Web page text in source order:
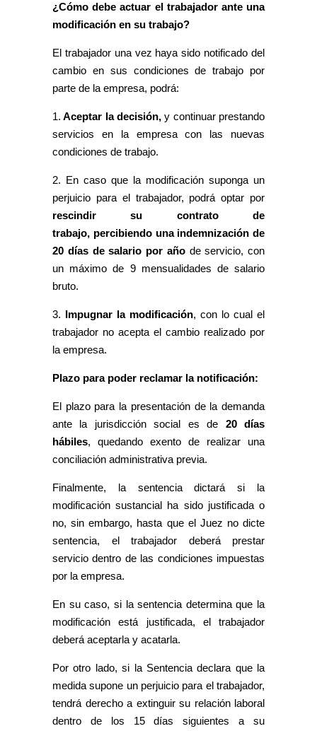
¿Cómo debe actuar el trabajador ante una
modificación en su trabajo?
El trabajador una vez haya sido notificado del
cambio en sus condiciones de trabajo por
parte de la empresa, podrá:
1. Aceptar la decisión, y continuar prestando
servicios en la empresa con las nuevas
condiciones de trabajo.
2. En caso que la modificación suponga un
perjuicio para el trabajador, podrá optar por
rescindir su contrato de
trabajo, percibiendo una indemnización de
20 días de salario por añode servicio, con
un máximo de 9 mensualidades de salario
bruto.
3. Impugnar la modificación, con lo cual el
trabajador no acepta el cambio realizado por
la empresa.
Plazo para poder reclamar la notificación:
El plazo para la presentación de la demanda
ante la jurisdicción social es de 20 días
hábiles, quedando exento de realizar una
conciliación administrativa previa.
Finalmente, la sentencia dictará si la
modificación sustancial ha sido justificada o
no, sin embargo, hasta que el Juez no dicte
sentencia, el trabajador deberá prestar
servicio dentro de las condiciones impuestas
por la empresa.
En su caso, si la sentencia determina que la
modificación está justificada, el trabajador
deberá aceptarla y acatarla.
Por otro lado, si la Sentencia declara que la
medida supone un perjuicio para el trabajador,
tendrá derecho a extinguir su relación laboral
dentro de los 15 días siguientes a su